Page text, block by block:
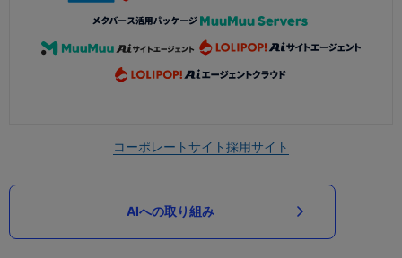
コーポレートサイト採用サイト
AIへの取り組み